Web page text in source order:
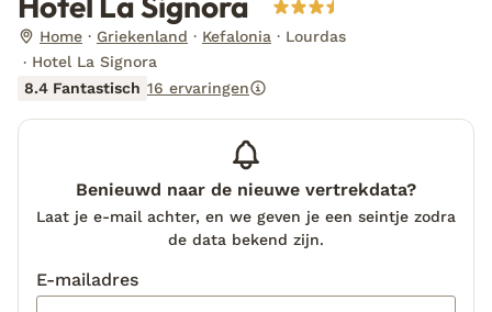
Home Griekenland Kefalonia
Lourdas
Hotel La Signora
8.4 Fantastisch 16 ervaringen
Benieuwd naar de nieuwe vertrekdata?
Laat je e-mail achter, en we geven je een seintje zodra
de data bekend zijn.
E-mailadres